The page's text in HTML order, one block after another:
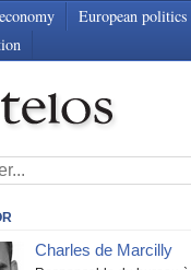
European politics
Charles de Marcilly